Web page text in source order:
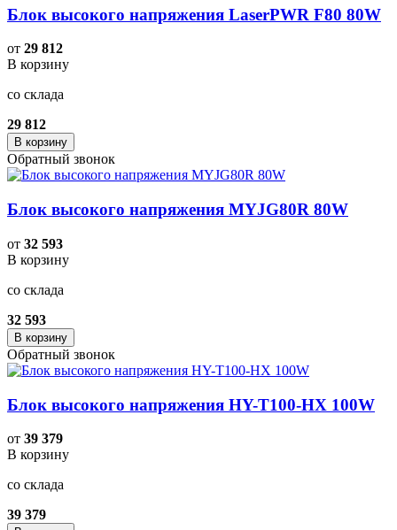
Блок высокого напряжения LaserPWR F80 80W
от 29 812
В корзину
со склада
29 812
В корзину
Обратный звонок
Блок высокого напряжения MYJG80R 80W
от 32 593
В корзину
со склада
32 593
В корзину
Обратный звонок
Блок высокого напряжения HY-T100-HX 100W
от 39 379
В корзину
со склада
39 379